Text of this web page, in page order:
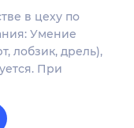
в цеху по
Умение
лобзик, дрель),
При